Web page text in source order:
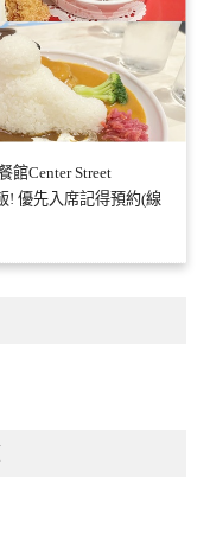
館Center Street
! 優先入席記得預約(線